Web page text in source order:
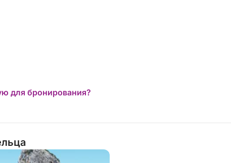
для бронирования?